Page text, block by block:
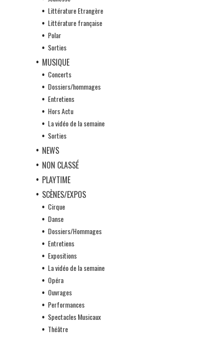
Littérature Etrangère
Littérature française
Polar
Sorties
MUSIQUE
Concerts
Dossiers/hommages
Entretiens
Hors Actu
La vidéo de la semaine
Sorties
NEWS
NON CLASSÉ
PLAYTIME
SCÈNES/EXPOS
Cirque
Danse
Dossiers/Hommages
Entretiens
Expositions
La vidéo de la semaine
Opéra
Ouvrages
Performances
Spectacles Musicaux
Théâtre